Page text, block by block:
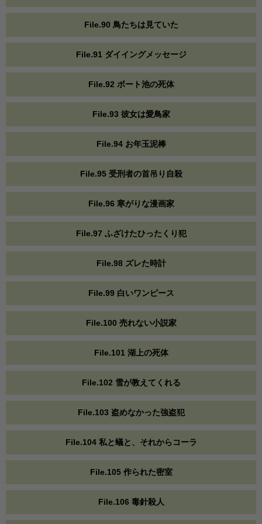
File.90 鳥たちは見ていた
File.91 ダイイングメッセージ
File.92 ボート池の死体
File.93 彼女は愛鳥家
File.94 お年玉泥棒
File.95 受刑者の首吊り自殺
File.96 寒がりな漫画家
File.97 ふざけたひったくり犯
File.98 ズレた時計
File.99 白いワンピース
File.100 売れない小説家
File.101 湖上の死体
File.102 雪が教えてくれる
File.103 盗めなかった強盗犯
File.104 私と蟻と、それからコーラ
File.105 作られた密室
File.106 毒針殺人